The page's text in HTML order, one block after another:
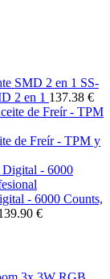
SS-
2 en 1 137.38 €
de Freír - TPM y
- 6000 Counts,
€